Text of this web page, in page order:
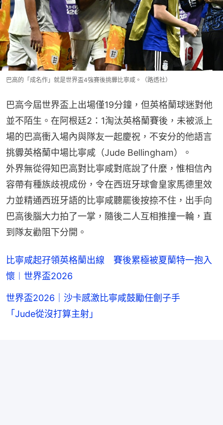
巴高的「成名作」就是世界盃4強賽後挑釁比寧咸。（路透社）
巴高今屆世界盃上出場僅19分鐘，但英格蘭球迷對他
並不陌生。在阿根廷2：1淘汰英格蘭賽後，未被派上
場的巴高衝入場內與隊友一起慶祝，不安分的他語言
挑釁英格蘭中場比寧咸（Jude Bellingham）。
外界無從得知巴高對比寧咸對底說了什麼，惟相信內
容帶有種族歧視成份，令在西班牙球會皇家馬德里效
力並精通西班牙語的比寧咸聽罷後按捺不住，出手向
巴高後腦大力拍了一掌，隨後二人互相推撞一輪，直
到隊友勸阻下分開。
比寧咸起孖領英格蘭出線 賽後累極被夏蘭特一抱入
懷︱世界盃2026
世界盃2026｜沙卡感激比寧咸鼓勵任劊子手
「Jude從沒打算主射」